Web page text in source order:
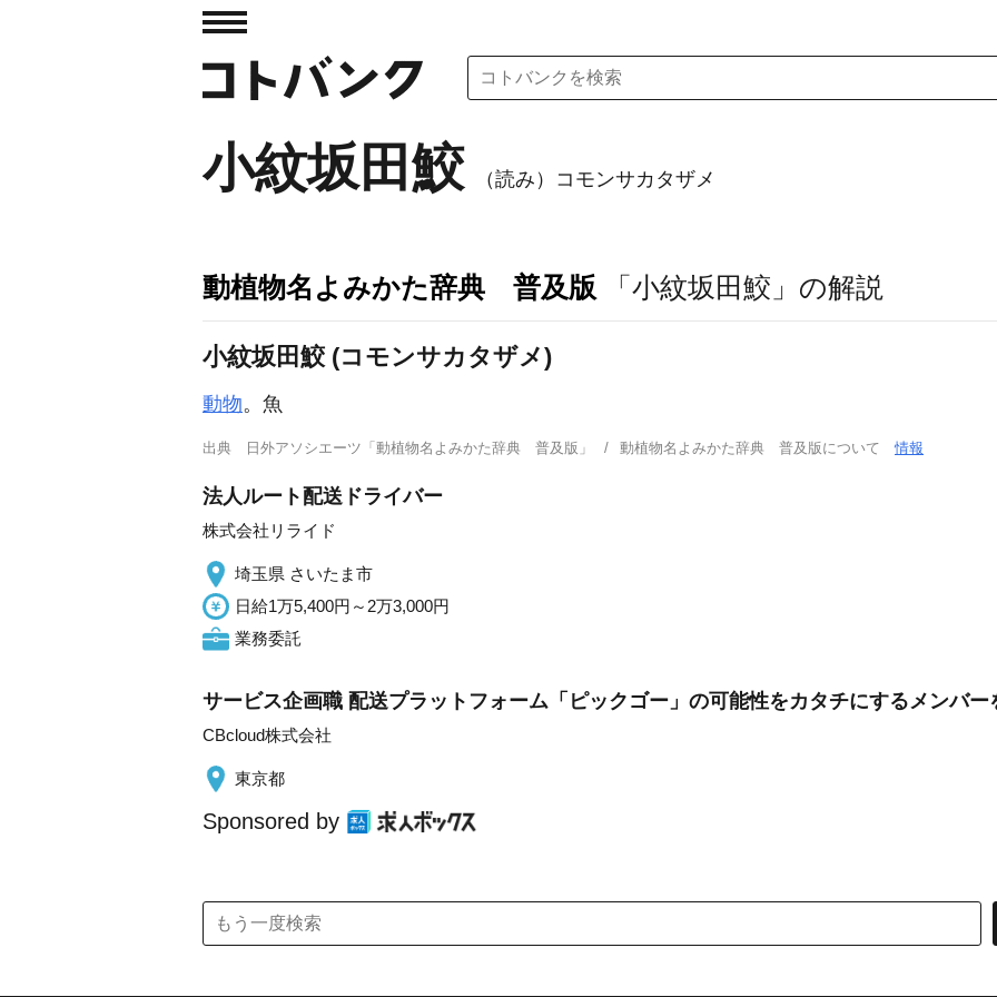
小紋坂田鮫 （読み）コモンサカタザメ
動植物名よみかた辞典 普及版 「小紋坂田鮫」の解説
小紋坂田鮫 (コモンサカタザメ)
動物。魚
出典 日外アソシエーツ「動植物名よみかた辞典 普及版」 動植物名よみかた辞典 普及版について情報
法人ルート配送ドライバー
株式会社リライド
埼玉県 さいたま市
日給1万5,400円～2万3,000円
業務委託
サービス企画職 ︎配送プラットフォーム「ピックゴー」の可能性をカタチにするメンバー
CBcloud株式会社
東京都
Sponsored by